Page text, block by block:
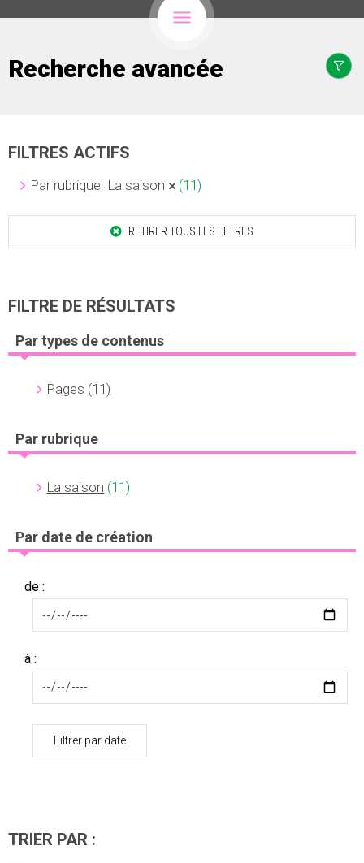
Recherche avancée
FILTRES ACTIFS
Par rubrique: La saison (11)
RETIRER TOUS LES FILTRES
FILTRE DE RÉSULTATS
Par types de contenus
Pages (11)
Par rubrique
La saison (11)
Par date de création
de :
à :
Filtrer par date
TRIER PAR :